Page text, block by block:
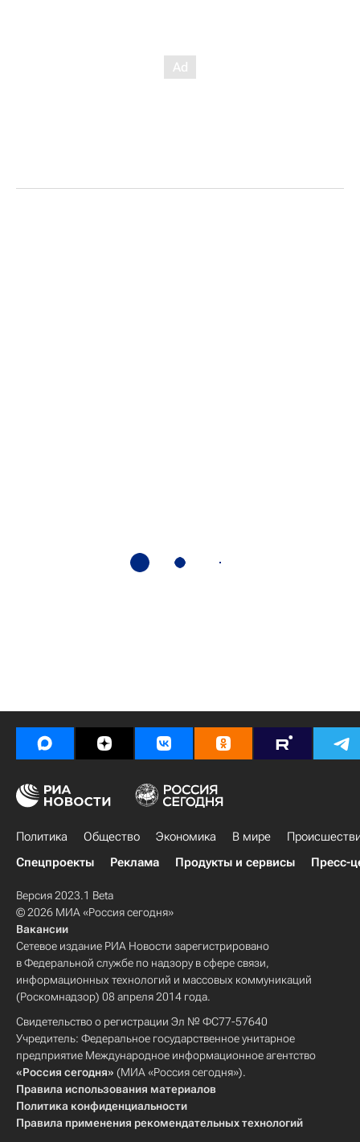
Политика Общество Экономика В мире
Спецпроекты
Реклама Продукты и сервисы Пресс-
Версия 2023.1 Beta
© 2026 МИА «Россия сегодня»
Вакансии
Сетевое издание РИА Новости зарегистрировано
в Федеральной службе по надзору в сфере связи,
информационных технологий и массовых коммуникаций
(Роскомнадзор) 08 апреля 2014 года.
Свидетельство о регистрации Эл № ФС77-57640
Учредитель: Федеральное государственное унитарное
предприятие Международное информационное агентство
«Россия сегодня» (МИА «Россия сегодня»).
Правила использования материалов
Политика конфиденциальности
Правила применения рекомендательных технологий